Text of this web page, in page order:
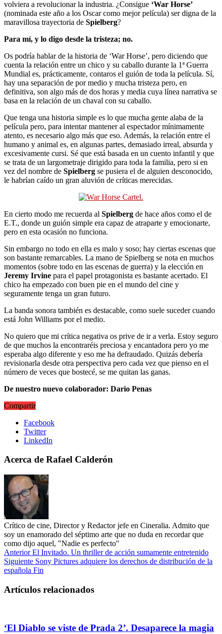
volviera a revolucionar la industria. ¿Consigue ‘War Horse’
(nominada este año a los Oscar como mejor película) ser digna de la
maravillosa trayectoria de Spielberg?
Para mí, y lo digo desde la tristeza; no.
Os podría hablar de la historia de ‘War Horse’, pero diciendo que
cuenta la relación entre un chico y su caballo durante la 1ª Guerra
Mundial es, prácticamente, contaros el guión de toda la película. Sí,
hay una separación de por medio y mucha tristeza pero, en
definitiva, son algo más de dos horas y media cuya línea narrativa se
basa en la relación de un chaval con su caballo.
Que tenga una historia simple es lo que mucha gente alaba de la
película pero, para intentar mantener al espectador mínimamente
atento, es necesario algo más que eso. Además, la relación entre el
humano y animal es, en algunas partes, demasiado irreal, absurda y
excesivamente cursi. Sé que está basada en un cuento infantil y que
se trata de un largometraje dirigido para toda la familia, pero si en
vez del nombre de Spielberg se pusiera el de alguien desconocido,
le habrían caído un gran aluvión de críticas merecidas.
En cierto modo me recuerda al Spielberg de hace años como el de
E.T., donde un guión simple era capaz de atraparte y emocionarte,
pero en esta ocasión no funciona.
Sin embargo no todo en ella es malo y soso; hay ciertas escenas que
son bastante remarcables. La mano de Spielberg se nota en muchos
momentos (sobre todo en las escenas de guerra) y la elección en
Jeremy Irvine para el papel protagonista es bastante acertado. El
chico ha empezado con buen pie en el mundo del cine y
seguramente tenga un gran futuro.
La banda sonora también es destacable, como suele suceder cuando
está John Williams por el medio.
No quiero que mi crítica negativa os prive de ir a verla. Estoy seguro
de que muchos la encontraréis preciosa y encantadora pero yo me
esperaba algo diferente y eso me ha defraudado. Quizás debería
revisionarla desde otra perspectiva pero cada vez que pienso en el
número de veces que bostecé, se me quitan las ganas.
De nuestro nuevo colaborador: Dario Penas
Compartir
Facebook
Twitter
LinkedIn
Acerca de Rafael Calderón
Crítico de cine, Director y Redactor jefe en Cineralia. Admito que
soy un enamorado del séptimo arte que no duda en recordar que
como dijo aquel, "Nadie es perfecto"
AnteriorEl Invitado. Un thriller de acción sumamente entretenido
Siguiente Sony Pictures adquiere los derechos de distribución de la
española Fin
Artículos relacionados
‘El Diablo se viste de Prada 2’. Desaparece la magia